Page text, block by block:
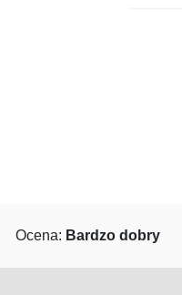
Ocena: Bardzo dobry